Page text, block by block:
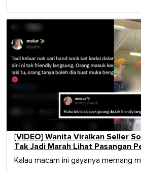
[VIDEO] Wanita Viralkan Seller
Tak Jadi Marah Lihat Pasangan
Kalau macam ini gayanya memang